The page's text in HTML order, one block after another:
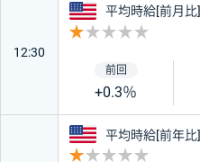
12:30
アメリカ
平均時給[前月比]
+0.3％
アメリカ
平均時給[前年比]